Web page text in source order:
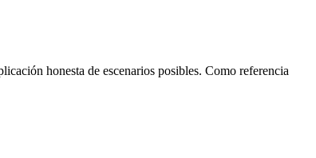
honesta de escenarios posibles. Como referencia